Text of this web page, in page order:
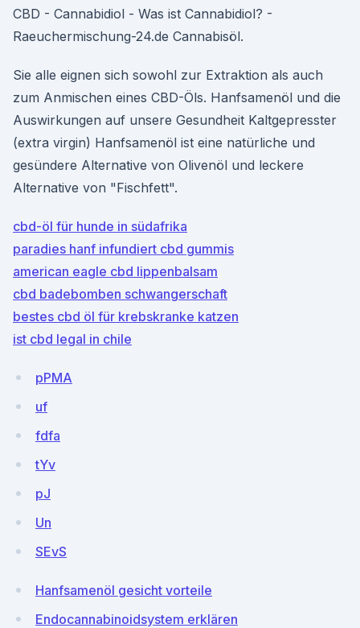
CBD - Cannabidiol - Was ist Cannabidiol? -
Raeuchermischung-24.de Cannabisöl.
Sie alle eignen sich sowohl zur Extraktion als auch
zum Anmischen eines CBD-Öls. Hanfsamenöl und die
Auswirkungen auf unsere Gesundheit Kaltgepresster
(extra virgin) Hanfsamenöl ist eine natürliche und
gesündere Alternative von Olivenöl und leckere
Alternative von "Fischfett".
cbd-öl für hunde in südafrika
paradies hanf infundiert cbd gummis
american eagle cbd lippenbalsam
cbd badebomben schwangerschaft
bestes cbd öl für krebskranke katzen
ist cbd legal in chile
pPMA
uf
fdfa
tYv
pJ
Un
SEvS
Hanfsamenöl gesicht vorteile
Endocannabinoidsystem erklären